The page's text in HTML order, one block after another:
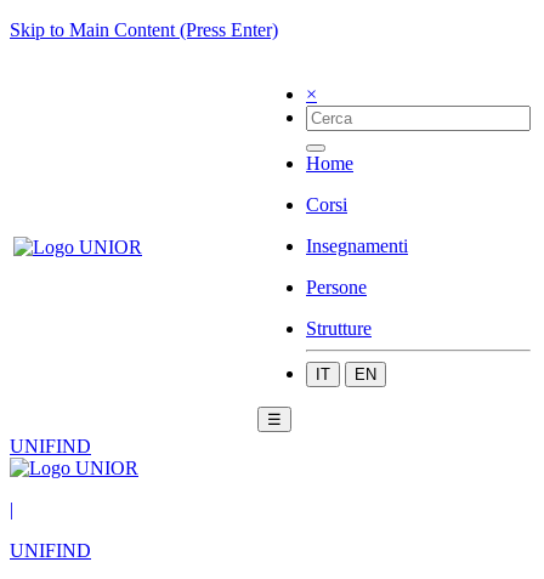
Skip to Main Content (Press Enter)
×
Home
Corsi
Insegnamenti
Persone
Strutture
IT EN
☰
UNIFIND
|
UNIFIND